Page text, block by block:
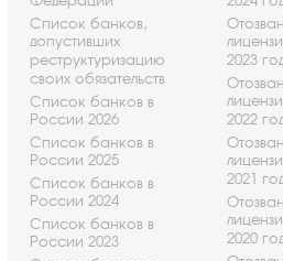
Список банков,
допустивших
реструктуризацию
своих обязательств
Список банков в
России 2026
Список банков в
России 2025
Список банков в
России 2024
Список банков в
России 2023
2023
2022
2021
2020